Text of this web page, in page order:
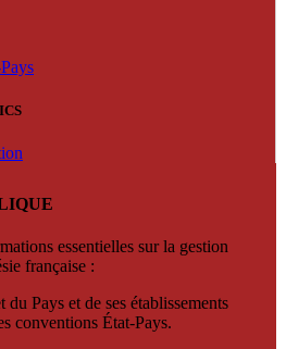
essentielles sur la gestion
française :
Pays et de ses établissements
conventions État-Pays.